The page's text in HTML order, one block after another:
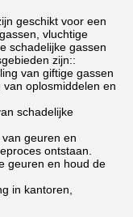
geschikt voor een
vluchtige
schadelijke gassen
zijn::
van giftige gassen
oplosmiddelen en
schadelijke
geuren en
ontstaan.
geuren en houd de
in kantoren,